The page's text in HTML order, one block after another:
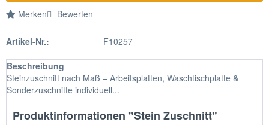
Merken Bewerten
Artikel-Nr.: F10257
Beschreibung
Steinzuschnitt nach Maß – Arbeitsplatten, Waschtischplatte &
Sonderzuschnitte individuell...
Produktinformationen "Stein Zuschnitt"